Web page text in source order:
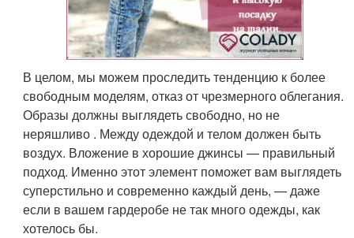
В целом, мы можем проследить тенденцию к более
свободным моделям, отказ от чрезмерного облегания.
Образы должны выглядеть свободно, но не
неряшливо . Между одеждой и телом должен быть
воздух. Вложение в хорошие джинсы — правильный
подход. Именно этот элемент поможет вам выглядеть
суперстильно и современно каждый день, — даже
если в вашем гардеробе не так много одежды, как
хотелось бы.